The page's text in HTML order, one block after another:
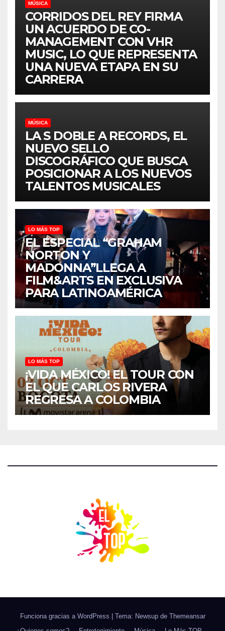
MÚSICA
CORRIDOS DEL REY FIRMA
UN ACUERDO DE CO-
MANAGEMENT CON VHR
MUSIC, LO QUE REPRESENTA
UNA NUEVA ETAPA EN SU
CARRERA
MÚSICA
LA S DOBLE A RECORDS, EL
NUEVO SELLO
DISCOGRÁFICO QUE BUSCA
POSICIONAR A LOS NUEVOS
TALENTOS MUSICALES
LO MÁS TOP
EL ESPECIAL “GRAHAM
NORTON Y
MADONNA”LLEGA A
FILM&ARTS EN EXCLUSIVA
PARA LATINOAMÉRICA
LO MÁS TOP
¡VIDA MÉXICO! EL TOUR CON
EL QUE CARLOS RIVERA
REGRESA A COLOMBIA
Funciona gracias a WordPress Tema: Newsup de Themeansar